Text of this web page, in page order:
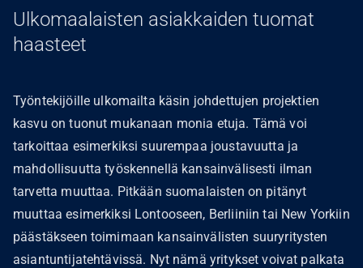
Ulkomaalaisten asiakkaiden tuomat
haasteet
Työntekijöille ulkomailta käsin johdettujen projektien
kasvu on tuonut mukanaan monia etuja. Tämä voi
tarkoittaa esimerkiksi suurempaa joustavuutta ja
mahdollisuutta työskennellä kansainvälisesti ilman
tarvetta muuttaa. Pitkään suomalaisten on pitänyt
muuttaa esimerkiksi Lontooseen, Berliiniin tai New Yorkiin
päästäkseen toimimaan kansainvälisten suuryritysten
asiantuntijatehtävissä. Nyt nämä yritykset voivat palkata